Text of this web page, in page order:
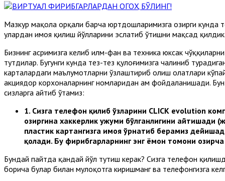
Мазкур мақола орқали барча юртдошларимизга ҳозирги кунда
улардан ҳимоя қилиш йўлларини эслатиб ўтишни мақсад
Бизнинг асримизга келиб илм-фан ва техника юксак
тутдилар. Бугунги кунда тез-тез қулоғимизга чалиниб
карталардаги маълумотларни ўзлаштириб олиш ҳолатлари
акциядор корхоналарнинг номларидан ҳам фойдаланишади.
сизларга айтиб ўтамиз:
1. Сизга телефон қилиб ўзларини CLICK evolution
ҳозиргина хаккерлик ҳужуми бўлганлигини
пластик картангизга ҳимоя ўрнатиб берамиз
қолади. Бу фирибгарларнинг энг ёмон томони
Бундай пайтда қандай йўл тутиш керак? Сизга телефон
борича булар билан мулоқотга киришманг ва телефонгизга